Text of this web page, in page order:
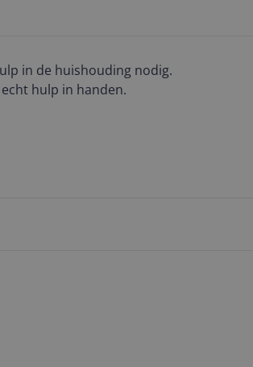
in de huishouding nodig.
hulp in handen.